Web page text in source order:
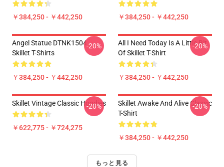
￥384,250 - ￥442,250 ￥384,250 - ￥442,250
Angel Statue DTNK1504
Skillet T-Shirts
￥384,250 - ￥442,250
-20%
All I Need Today Is A Little Bit
Of Skillet T-Shirt
￥384,250 - ￥442,250
-20%
Skillet Vintage Classic Hoodies
￥622,775 - ￥724,275
-20%
Skillet Awake And Alive Classic
T-Shirt
￥384,250 - ￥442,250
-20%
もっと見る